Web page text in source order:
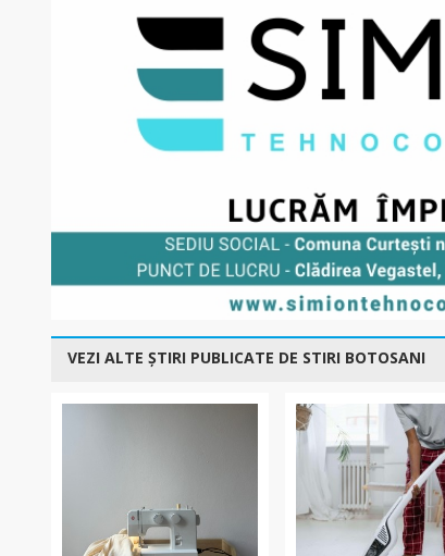
VEZI ALTE ȘTIRI PUBLICATE DE STIRI BOTOSANI